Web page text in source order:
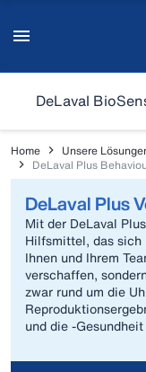
DeLaval
Home Unsere
DeLaval Plus
DeLaval Plus
Mit der DeLaval
Hilfsmittel, das
Ihnen und Ihrem
verschaffen,
zwar rund um die
und die -